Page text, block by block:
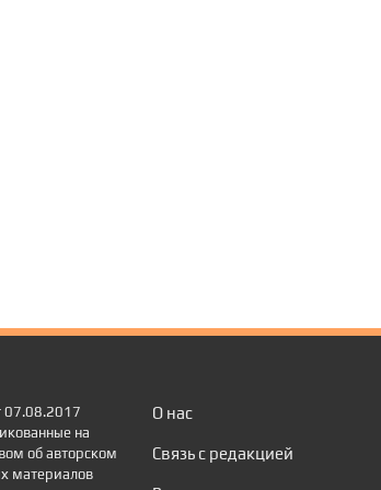
07.08.2017
на
об авторском
материалов
О нас
Связь с редакцией